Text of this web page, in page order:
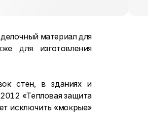
материал для
для изготовления
стен, в зданиях и
«Тепловая защита
исключить «мокрые»